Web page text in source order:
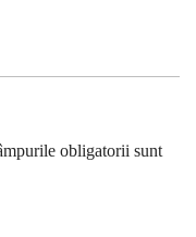
obligatorii sunt